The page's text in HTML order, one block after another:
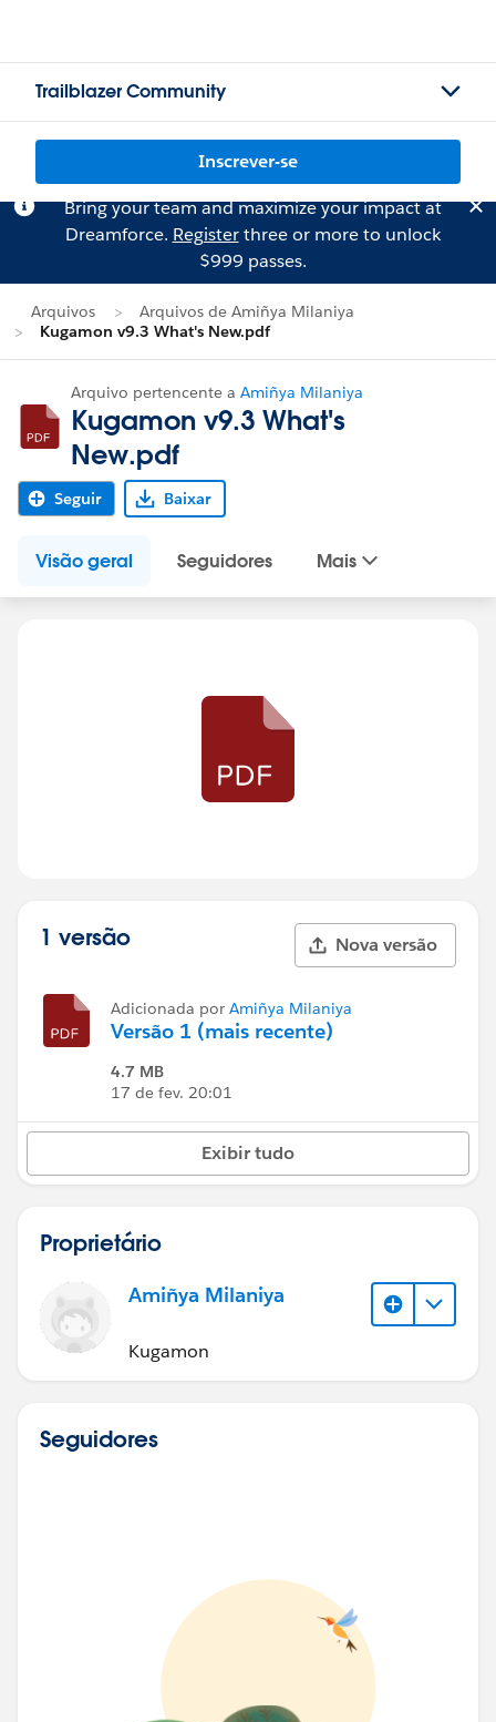
Trailblazer Community
Inscrever-se
Bring your team and maximize your impact at
Dreamforce. Registerthree or more to unlock
$999 passes.
Arquivos
Arquivos de Amiñya Milaniya
Kugamon v9.3 What's New.pdf
Arquivo pertencente a Amiñya Milaniya
Kugamon v9.3 What's
New.pdf
Seguir Baixar
Visão geral Seguidores Mais
1 versão Nova versão
Adicionada por Amiñya Milaniya
Versão 1 (mais recente)
4.7 MB
17 de fev. 20:01
Exibir tudo
Proprietário
Amiñya Milaniya
Kugamon
Seguidores